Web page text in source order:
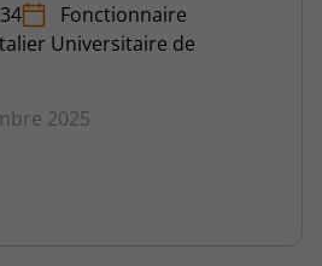
Fonctionnaire
Universitaire de
2025